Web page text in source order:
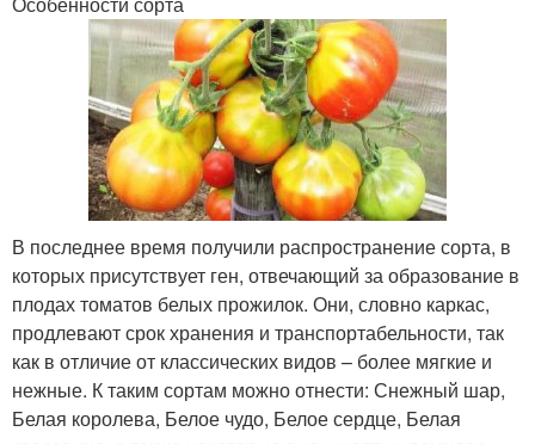
В последнее время получили распространение сорта, в
которых присутствует ген, отвечающий за образование в
плодах томатов белых прожилок. Они, словно каркас,
продлевают срок хранения и транспортабельности, так
как в отличие от классических видов – более мягкие и
нежные. К таким сортам можно отнести: Снежный шар,
Белая королева, Белое чудо, Белое сердце, Белая